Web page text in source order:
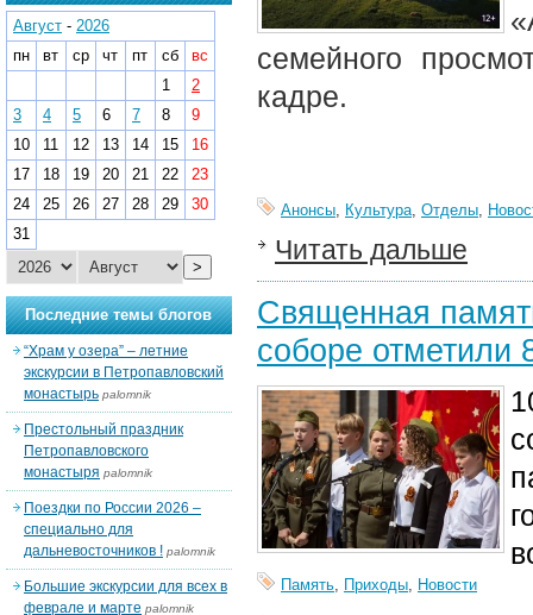
семейного
кадре.
Анонсы, Культура, Отделы,
Читать дальше
Священная
соборе отметили
Память, Приходы, Новости
Август - 2026
пн
вт ср чт пт сб
вс
1
2
3
4 5 6 7 8
9
10
11 12 13 14 15
16
17
18 19 20 21 22
23
24
25 26 27 28 29
30
31
>
Последние темы блогов
“Храм у озера” – летние
экскурсии в Петропавловский
монастырь palomnik
Престольный праздник
Петропавловского
монастыря palomnik
Поездки по России 2026 –
специально для
дальневосточников ! palomnik
Большие экскурсии для всех в
феврале и марте palomnik